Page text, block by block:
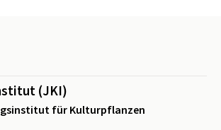
(JKI)
für Kulturpflanzen